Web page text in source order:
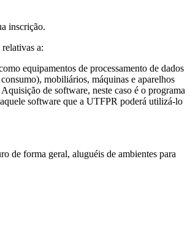
inscrição.
a:
equipamentos de processamento de dados
mobiliários, máquinas e aparelhos
de software, neste caso é o programa
software que a UTFPR poderá utilizá-lo
de forma geral, aluguéis de ambientes para